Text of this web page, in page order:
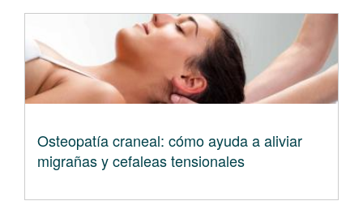
Osteopatía craneal: cómo ayuda a aliviar
migrañas y cefaleas tensionales